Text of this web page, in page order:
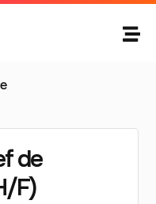
de
F)